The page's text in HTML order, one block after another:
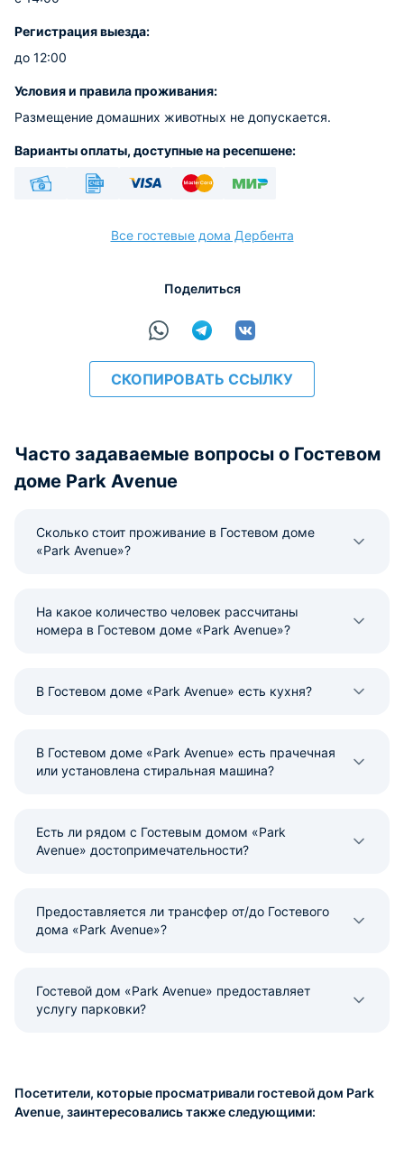
Регистрация выезда:
до 12:00
Условия и правила проживания:
Размещение домашних животных не допускается.
Варианты оплаты, доступные на ресепшене:
Все гостевые дома Дербента
Поделиться
СКОПИРОВАТЬ ССЫЛКУ
Часто задаваемые вопросы о Гостевом
доме Park Avenue
Сколько стоит проживание в Гостевом доме
«Park Avenue»?
На какое количество человек рассчитаны
номера в Гостевом доме «Park Avenue»?
В Гостевом доме «Park Avenue» есть кухня?
В Гостевом доме «Park Avenue» есть прачечная
или установлена стиральная машина?
Есть ли рядом с Гостевым домом «Park
Avenue» достопримечательности?
Предоставляется ли трансфер от/до Гостевого
дома «Park Avenue»?
Гостевой дом «Park Avenue» предоставляет
услугу парковки?
Посетители, которые просматривали гостевой дом Park
Avenue, заинтересовались также следующими: